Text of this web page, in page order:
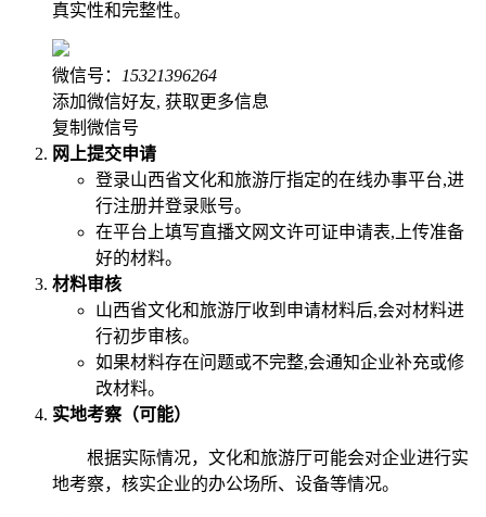
真实性和完整性。
微信号：
15321396264
添加微信好友, 获取更多信息
复制微信号
网上提交申请
登录山西省文化和旅游厅指定的在线办事平台,进
行注册并登录账号。
在平台上填写直播文网文许可证申请表,上传准备
好的材料。
材料审核
山西省文化和旅游厅收到申请材料后,会对材料进
行初步审核。
如果材料存在问题或不完整,会通知企业补充或修
改材料。
实地考察（可能）
根据实际情况，文化和旅游厅可能会对企业进行实
地考察，核实企业的办公场所、设备等情况。